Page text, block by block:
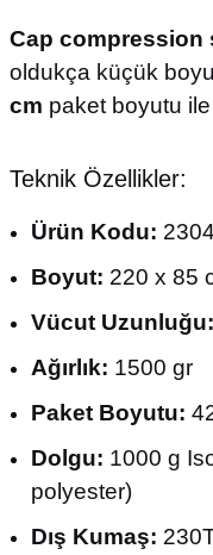
Cap compression
oldukça küçük
cm paket boyutu
Teknik Özellikler:
Ürün Kodu:
Boyut: 220 x 85
Vücut Uzunluğu:
Ağırlık: 1500 gr
Paket Boyutu:
Dolgu: 1000 g
polyester)
Dış Kumaş: